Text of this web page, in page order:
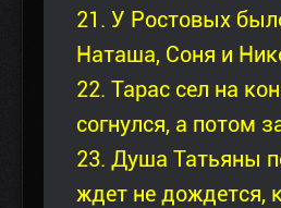
21. У Ростовых
Hаташа, Соня и
22. Тарас сел на
согнулся, а потом
23. Душа Татьяны
ждет не дождется,